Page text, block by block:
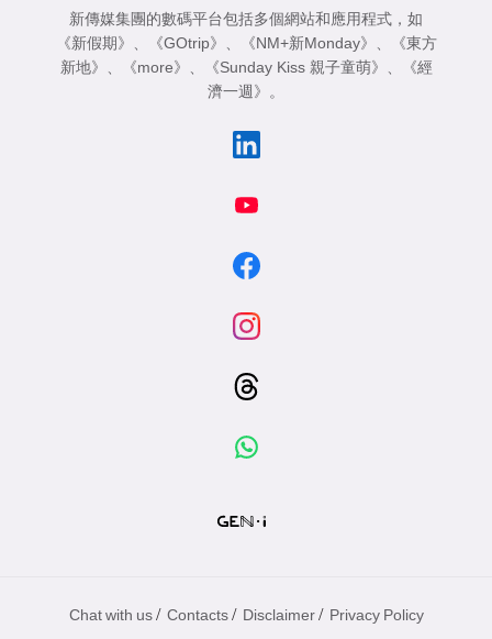
新傳媒集團的數碼平台包括多個網站和應用程式，如
《新假期》
《GOtrip》 《NM+新Monday》
《東方
新地》
《more》 《Sunday Kiss 親子童萌》
《經
濟一週》
。
Chat with us / Contacts / Disclaimer / Privacy Policy